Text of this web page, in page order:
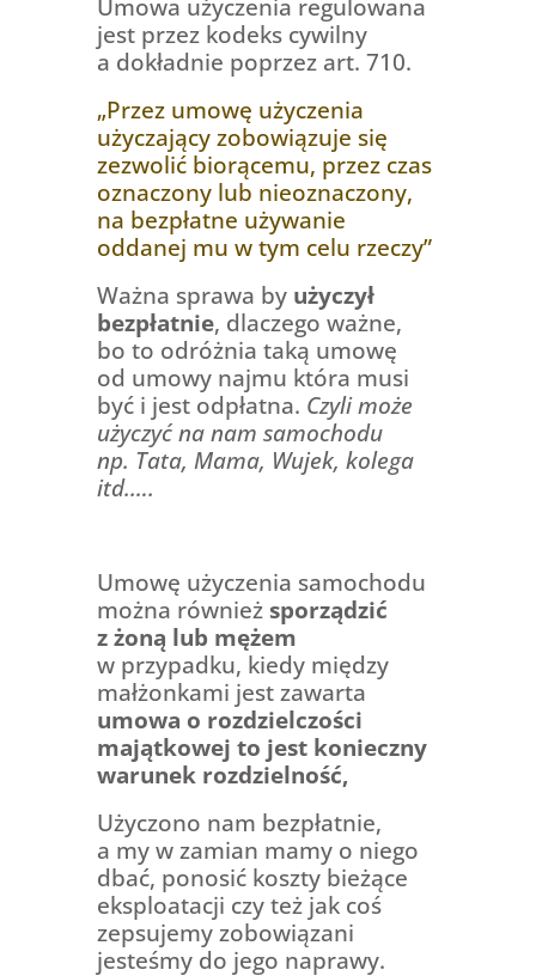
Umowa użyczenia regulowana
jest przez kodeks cywilny
a dokładnie poprzez art. 710.
„Przez umowę użyczenia
użyczający zobowiązuje się
zezwolić biorącemu, przez czas
oznaczony lub nieoznaczony,
na bezpłatne używanie
oddanej mu w tym celu rzeczy”
Ważna sprawa by użyczył
bezpłatnie, dlaczego ważne,
bo to odróżnia taką umowę
od umowy najmu która musi
być i jest odpłatna. Czyli może
użyczyć na nam samochodu
np. Tata, Mama, Wujek, kolega
itd.….
Umowę użyczenia samochodu
można również sporządzić
z żoną lub mężem
w przypadku, kiedy między
małżonkami jest zawarta
umowa o rozdzielczości
majątkowej to jest konieczny
warunek rozdzielność,
Użyczono nam bezpłatnie,
a my w zamian mamy o niego
dbać, ponosić koszty bieżące
eksploatacji czy też jak coś
zepsujemy zobowiązani
jesteśmy do jego naprawy.